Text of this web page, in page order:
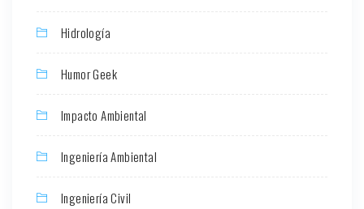
Hidrología
Humor Geek
Impacto Ambiental
Ingeniería Ambiental
Ingeniería Civil